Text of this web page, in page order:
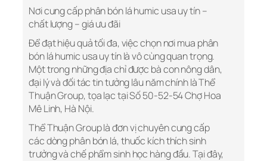
Nơi cung cấp phân bón lá humic usa uy tín –
chất lượng – giá ưu đãi
Để đạt hiệu quả tối đa, việc chọn nơi mua phân
bón lá humic usa uy tín là vô cùng quan trọng.
Một trong những địa chỉ được bà con nông dân,
đại lý và đối tác tin tưởng lâu năm chính là Thể
Thuận Group, tọa lạc tại Số 50-52-54 Chợ Hoa
Mê Linh, Hà Nội.
Thể Thuận Group là đơn vị chuyên cung cấp
các dòng phân bón lá, thuốc kích thích sinh
trưởng và chế phẩm sinh học hàng đầu. Tại đây,